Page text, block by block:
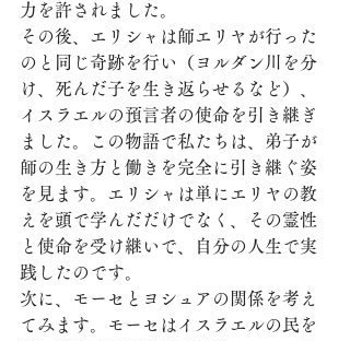
力を許されました。
その後、エリシャは師エリヤが行った
のと同じ奇跡を行い（ヨルダン川を分
け、死んだ子を生き返らせるなど）、
イスラエルの預言者の使命を引き継ぎ
ました。この物語で私たちは、弟子が
師の生き方と働きを完全に引き継ぐ姿
を見ます。エリシャは単にエリヤの教
えを頭で学んだだけでなく、その霊性
と使命を受け継いで、自分の人生で実
践したのです。
次に、モーセとヨシュアの関係を考え
てみます。モーセはイスラエルの民を